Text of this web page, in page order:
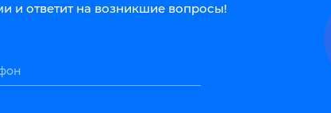
и ответит на возникшие вопросы!